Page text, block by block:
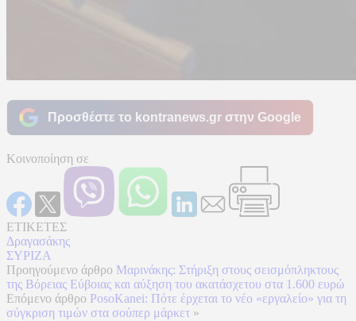
Προσθέστε το kontranews.gr στην Google
Κοινοποίηση σε
ΕΤΙΚΕΤΕΣ
Δραγασάκης
ΣΥΡΙΖΑ
Προηγούμενο άρθρο Μαρινάκης: Στήριξη στους σεισμόπληκτους
της Βόρειας Εύβοιας και αύξηση του ακατάσχετου στα 1.600 ευρώ
Επόμενο άρθρο PosoKanei: Πότε έρχεται το νέο «εργαλείο» για τη
σύγκριση τιμών στα σούπερ μάρκετ »